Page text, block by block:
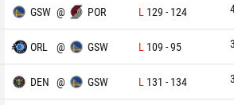
GSW @ POR L 129 - 124
ORL @ GSW L 109 -95
DEN @ GSW L 131 - 134